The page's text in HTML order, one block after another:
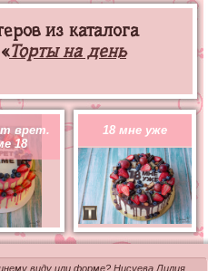
из каталога
Торты на день
врет.
18
18 мне уже
виду или форме? Нисуева Лилия